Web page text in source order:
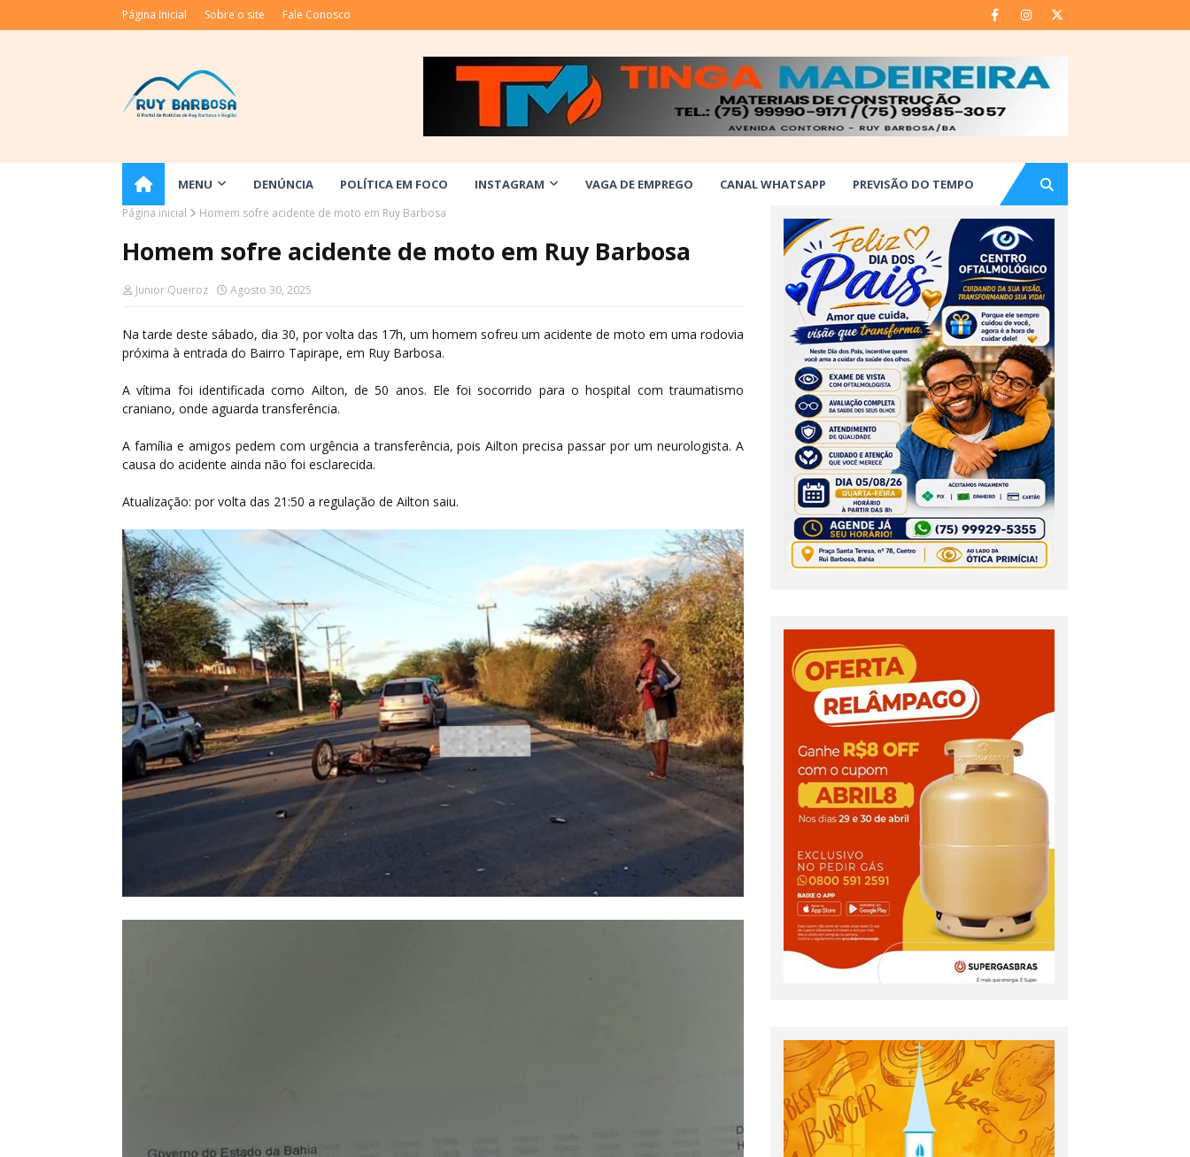
Página Inicial Sobre o site Fale Conosco
MENU DENÚNCIA POLÍTICA EM FOCO INSTAGRAM VAGA DE EMPREGO CANAL WHATSAPP PREVISÃO DO TEMPO
Página inicial Homem sofre acidente de moto em Ruy Barbosa
Homem sofre acidente de moto em Ruy Barbosa
Junior Queiroz Agosto 30, 2025
Na tarde deste sábado, dia 30, por volta das 17h, um homem sofreu um acidente de moto em uma rodovia
próxima à entrada do Bairro Tapirape, em Ruy Barbosa.
A vítima foi identificada como Ailton, de 50 anos. Ele foi socorrido para o hospital com traumatismo
craniano, onde aguarda transferência.
A família e amigos pedem com urgência a transferência, pois Ailton precisa passar por um neurologista. A
causa do acidente ainda não foi esclarecida.
Atualização: por volta das 21:50 a regulação de Ailton saiu.